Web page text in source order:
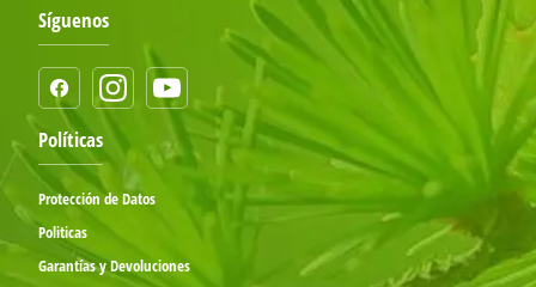
Síguenos
Políticas
Protección de Datos
Politicas
Garantías y Devoluciones